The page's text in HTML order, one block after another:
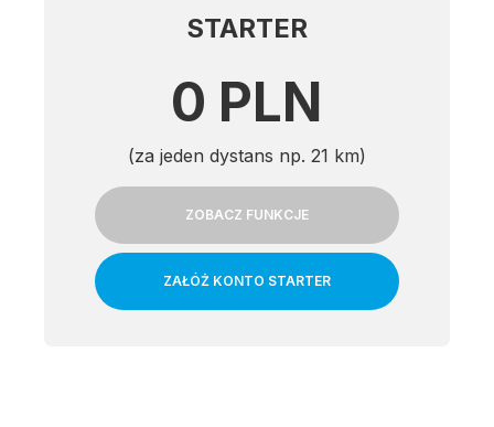
STARTER
0 PLN
(za jeden dystans np. 21 km)
ZOBACZ FUNKCJE
ZAŁÓŻ KONTO STARTER